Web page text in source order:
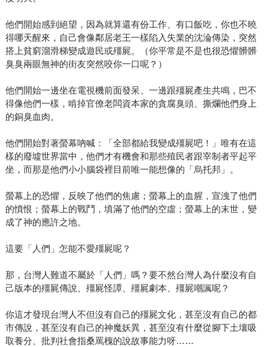
他們開始感到絕望，因為就算還有份工作、有口飯吃，你也不曉
得哪天醒來，自己會像鄰居老王一樣陷入失業的沈淪傳染，突然
搭上貧窮溜滑梯變成遊民或殭屍。（你平常是不是也很恐懼髒髒
臭臭兩眼無神的街友突然咬你一口呢？）
他們開始一邊坐在電視機前面發呆、一邊跟殭屍產生共鳴，巴不
得像他們一樣，啃掉官僚老闆資本家的貪腐臭頭、撕爛他們身上
的銅臭血肉。
他們開始對著螢幕吶喊：「全部都給我變成殭屍吧！」唯有在這
樣的廢墟世界當中，他們才有機會和那些殖民者跟宰制者平起平
坐，而那是他們小小腦袋裡目前唯一能想像的「烏托邦」。
螢幕上的恐懼，反映了他們的焦慮；螢幕上的血腥，宣洩了他們
的憤恨；螢幕上的戰鬥，填滿了他們的空虛；螢幕上的末世，變
成了神的應許之地。
這要「人們」怎能不愛殭屍呢？
那，台灣人難道不屬於「人們」嗎？要不然台灣人為什麼沒有自
己版本的殭屍傳說、殭屍怪譚、殭屍劇本、殭屍嘲諷呢？
你這才發現台灣人不但沒有自己的殭屍文化，甚至沒有自己的都
市傳說，甚至沒有自己的神魔妖異，甚至沒有什麼從腳下土壤吸
取養分、批判社會指桑罵槐的說故事能力呀……